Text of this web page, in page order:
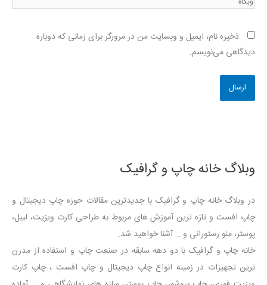
ذخیره نام، ایمیل و وبسایت من در مرورگر برای زمانی که دوباره
دیدگاهی می‌نویسم.
وبلاگ خانه چاپ و گرافیک
در وبلاگ خانه چاپ و گرافیک با جدیدترین مقالات حوزه چاپ دیجیتال و
چاپ افست و تازه ترین آموزش های مربوط به طراحی کارت ویزیت، لیبل،
پوستر، منو رستورانی و … آشنا خواهید شد.
خانه چاپ و گرافیک با دو دهه سابقه در صنعت چاپ و استفاده از مدرن
ترین تجهیزات در زمینه انواع چاپ دیجیتال و چاپ افست ، چاپ کارت